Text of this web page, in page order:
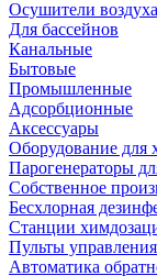
Осушители воздуха
Для бассейнов
Канальные
Бытовые
Промышленные
Адсорбционные
Аксессуары
Оборудование для
Парогенераторы
Собственное
Беcхлорная
Станции
Пульты
Автоматика